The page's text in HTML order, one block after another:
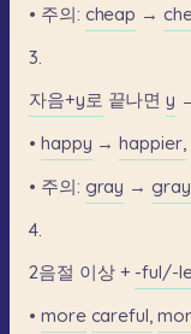
• 주의: cheap →
3.
자음+y로 끝나면 y
• happy → happier,
• 주의: gray →
4.
2음절 이상 + -ful/-
• more careful,